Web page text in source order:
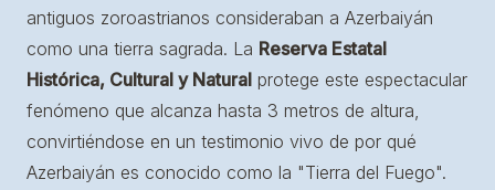
antiguos zoroastrianos consideraban a Azerbaiyán
como una tierra sagrada. La Reserva Estatal
Histórica, Cultural y Natural protege este espectacular
fenómeno que alcanza hasta 3 metros de altura,
convirtiéndose en un testimonio vivo de por qué
Azerbaiyán es conocido como la "Tierra del Fuego".